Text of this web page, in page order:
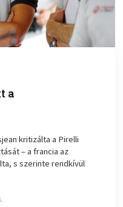
a
kritizálta a Pirelli
– a francia az
s szerinte rendkívül